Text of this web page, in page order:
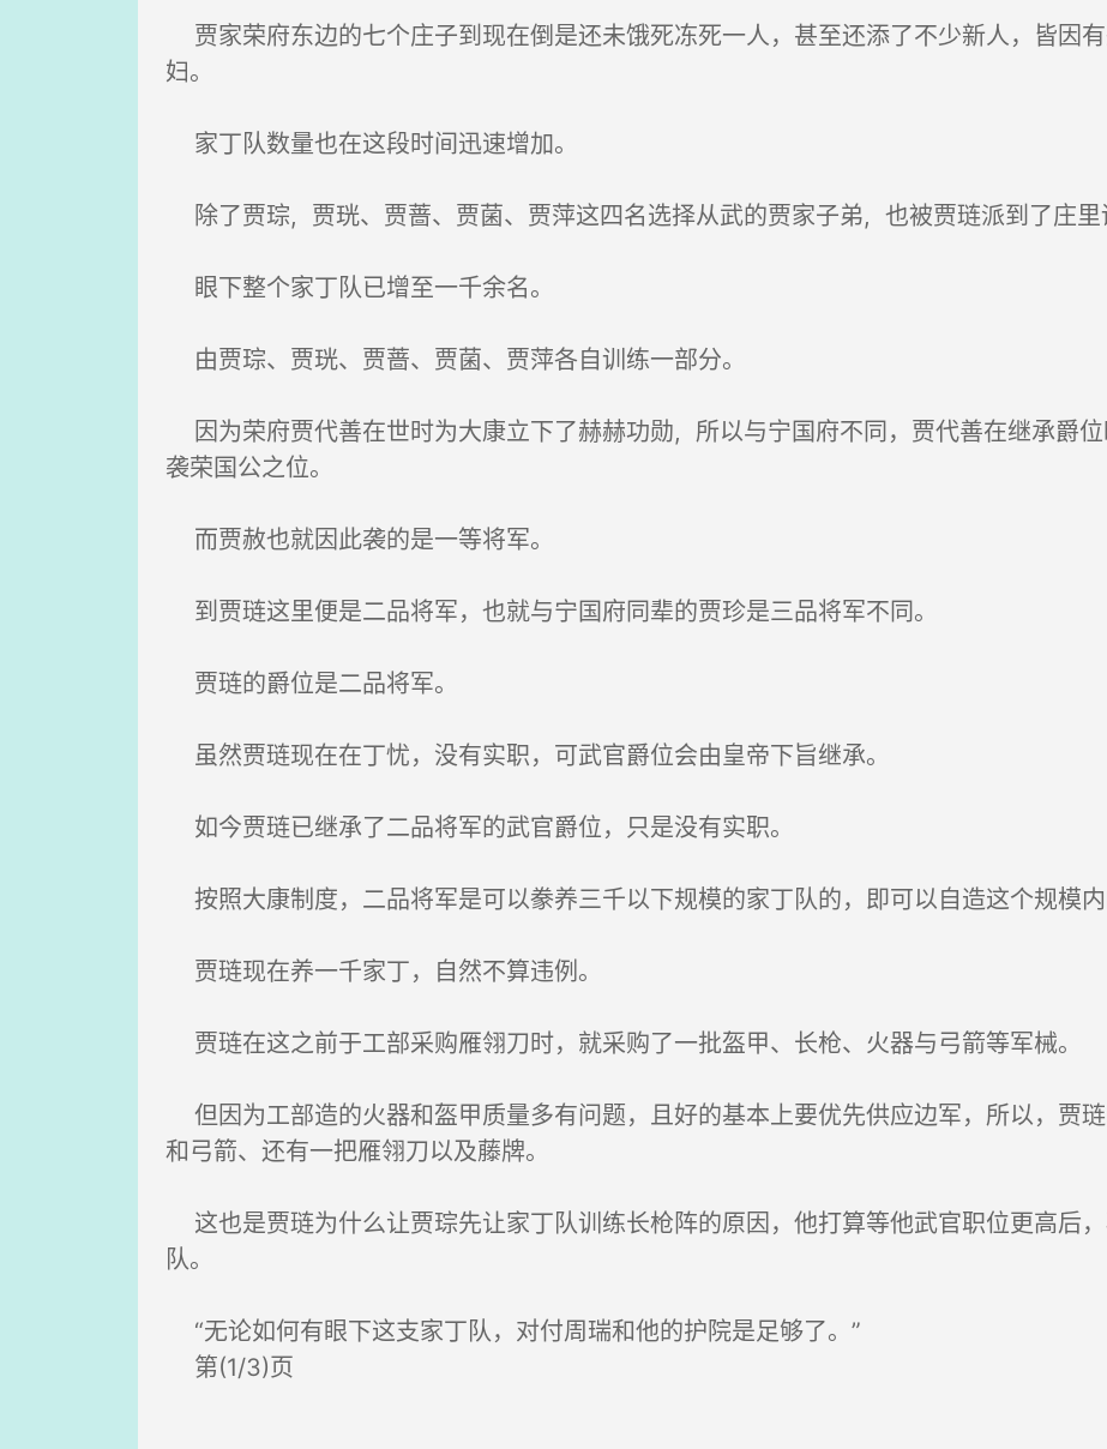
贾家荣府东边的七个庄子到现在倒是还未饿死冻死一人，甚至还添了不少新人，皆因
妇。
家丁队数量也在这段时间迅速增加。
除了贾琮, 贾珖、贾蔷、贾菌、贾萍这四名选择从武的贾家子弟, 也被贾琏派到了庄里
眼下整个家丁队已增至一千余名。
由贾琮、贾珖、贾蔷、贾菌、贾萍各自训练一部分。
因为荣府贾代善在世时为大康立下了赫赫功勋, 所以与宁国府不同，贾代善在继承爵
袭荣国公之位。
而贾赦也就因此袭的是一等将军。
到贾琏这里便是二品将军，也就与宁国府同辈的贾珍是三品将军不同。
贾琏的爵位是二品将军。
虽然贾琏现在在丁忧，没有实职，可武官爵位会由皇帝下旨继承。
如今贾琏已继承了二品将军的武官爵位，只是没有实职。
按照大康制度，二品将军是可以豢养三千以下规模的家丁队的，即可以自造这个规模内
贾琏现在养一千家丁，自然不算违例。
贾琏在这之前于工部采购雁翎刀时，就采购了一批盔甲、长枪、火器与弓箭等军械。
但因为工部造的火器和盔甲质量多有问题，且好的基本上要优先供应边军，所以，贾
和弓箭、还有一把雁翎刀以及藤牌。
这也是贾琏为什么让贾琮先让家丁队训练长枪阵的原因，他打算等他武官职位更高后
队。
“无论如何有眼下这支家丁队，对付周瑞和他的护院是足够了。”
第(1/3)页